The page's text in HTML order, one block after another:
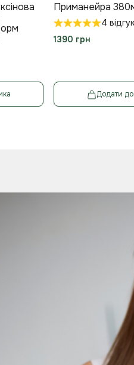
Приманейра
4
1390 грн
Додати